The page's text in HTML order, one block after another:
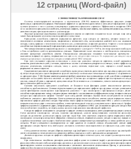
12 страниц (Word-файл)